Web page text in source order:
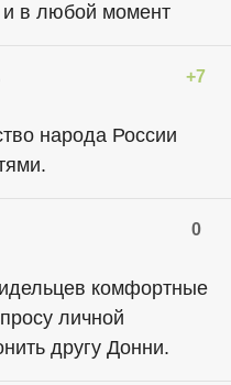
и в любой момент
+7
народа России
0
комфортные
личной
другу Донни.